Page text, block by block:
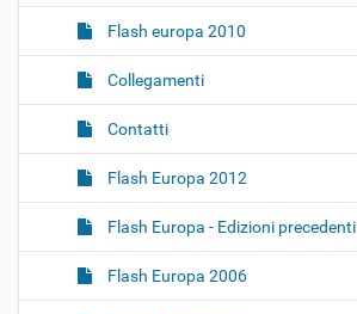
Flash europa 2010
Collegamenti
Contatti
Flash Europa 2012
Flash Europa - Edizioni precedenti
Flash Europa 2006